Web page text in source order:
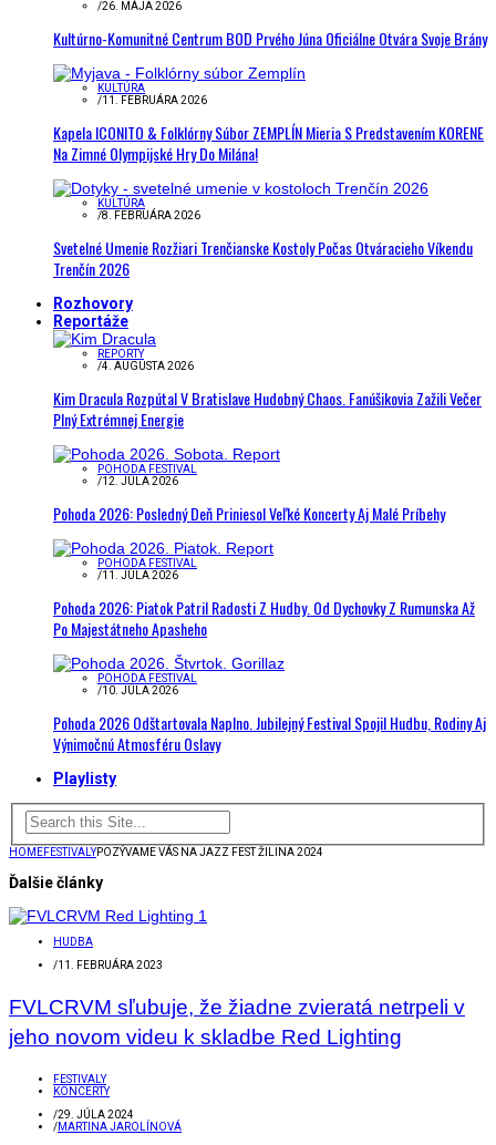
/26. MÁJA 2026
Kultúrno-Komunitné Centrum BOD Prvého Júna Oficiálne Otvára Svoje Brány
KULTÚRA
/11. FEBRUÁRA 2026
Kapela ICONITO & Folklórny Súbor ZEMPLÍN Mieria S Predstavením KORENE
Na Zimné Olympijské Hry Do Milána!
KULTÚRA
/8. FEBRUÁRA 2026
Svetelné Umenie Rozžiari Trenčianske Kostoly Počas Otváracieho Víkendu
Trenčín 2026
Rozhovory
Reportáže
REPORTY
/4. AUGUSTA 2026
Kim Dracula Rozpútal V Bratislave Hudobný Chaos. Fanúšikovia Zažili Večer
Plný Extrémnej Energie
POHODA FESTIVAL
/12. JÚLA 2026
Pohoda 2026: Posledný Deň Priniesol Veľké Koncerty Aj Malé Príbehy
POHODA FESTIVAL
/11. JÚLA 2026
Pohoda 2026: Piatok Patril Radosti Z Hudby. Od Dychovky Z Rumunska Až
Po Majestátneho Apasheho
POHODA FESTIVAL
/10. JÚLA 2026
Pohoda 2026 Odštartovala Naplno. Jubilejný Festival Spojil Hudbu, Rodiny Aj
Výnimočnú Atmosféru Oslavy
Playlisty
HOMEFESTIVALYPOZÝVAME VÁS NA JAZZ FEST ŽILINA 2024
Ďalšie články
HUDBA
/11. FEBRUÁRA 2023
FVLCRVM sľubuje, že žiadne zvieratá netrpeli v
jeho novom videu k skladbe Red Lighting
FESTIVALY
KONCERTY
/29. JÚLA 2024
/MARTINA JAROLÍNOVÁ